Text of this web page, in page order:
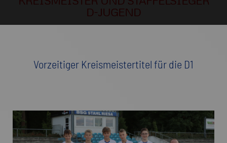
D-JUGEND
Vorzeitiger Kreismeistertitel für die D1